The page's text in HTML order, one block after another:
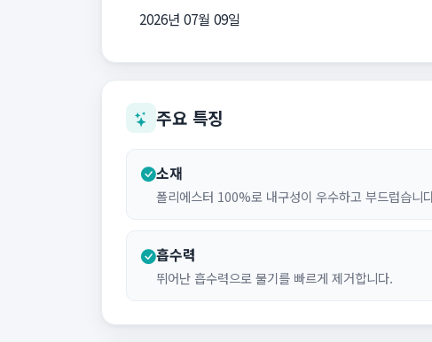
2026년 07월 09일
주요 특징
소재
폴리에스터 100%로 내구성이 우수하고 부드럽습니
흡수력
뛰어난 흡수력으로 물기를 빠르게 제거합니다.